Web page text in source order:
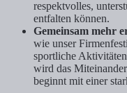
respektvolles,
entfalten können.
Gemeinsam mehr
wie unser
sportliche
wird das
beginnt mit einer